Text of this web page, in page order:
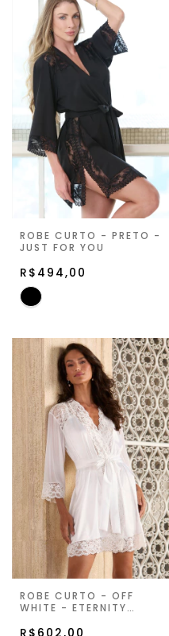
ROBE CURTO - PRETO -
JUST FOR YOU
R$494,00
ROBE CURTO - OFF
WHITE - ETERNITY